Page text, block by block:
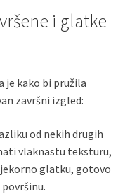
i glatke
je kako bi pružila
završni izgled:
od nekih drugih
vlaknastu teksturu,
glatku, gotovo